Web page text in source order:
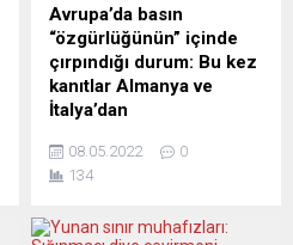
Avrupa’da basın
“özgürlüğünün” içinde
çırpındığı durum: Bu kez
kanıtlar Almanya ve
İtalya’dan
dergisi Der Spiegel,
Azovstal’da Ukrayna
fabrikasından tahliye
08.05.2022
0
134